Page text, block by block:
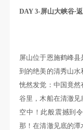
DAY 3-屏山大峡谷-
屏山位于恩施鹤峰
到的绝美的清秀山
恍然发觉：中国竟
谷里，木船在清澈
空中！此般震撼到
那！在清澈见底的